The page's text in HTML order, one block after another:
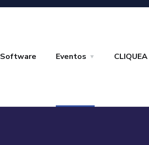
Software Eventos CLIQUEA